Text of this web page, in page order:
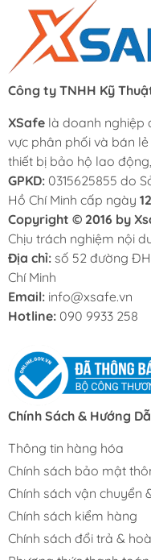
Công ty TNHH Kỹ
XSafe là doanh nghiệp
vực phân phối và bán
thiết bị bảo hộ lao
GPKD: 0315625855 do
Hồ Chí Minh cấp ngày
Copyright © 2016 by
Chịu trách nghiệm nội
Địa chỉ: số 52 đường
Chí Minh
Email: info@xsafe.vn
Hotline: 090 9933 258
Chính Sách & Hướng
Thông tin hàng hóa
Chính sách bảo mật
Chính sách vận chuyển
Chính sách kiểm hàng
Chính sách đổi trả &